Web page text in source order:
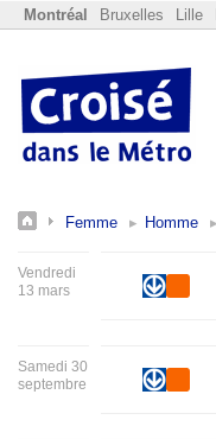
Montréal Bruxelles Lille
Femme Homme
Vendredi
13 mars
Samedi 30
septembre